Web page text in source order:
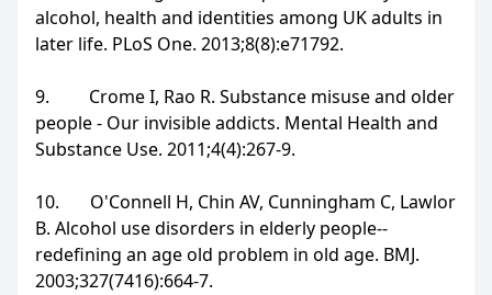
alcohol, health and identities among UK adults in
later life. PLoS One. 2013;8(8):e71792.
9. Crome I, Rao R. Substance misuse and older
people - Our invisible addicts. Mental Health and
Substance Use. 2011;4(4):267-9.
10. O'Connell H, Chin AV, Cunningham C, Lawlor
B. Alcohol use disorders in elderly people--
redefining an age old problem in old age. BMJ.
2003;327(7416):664-7.